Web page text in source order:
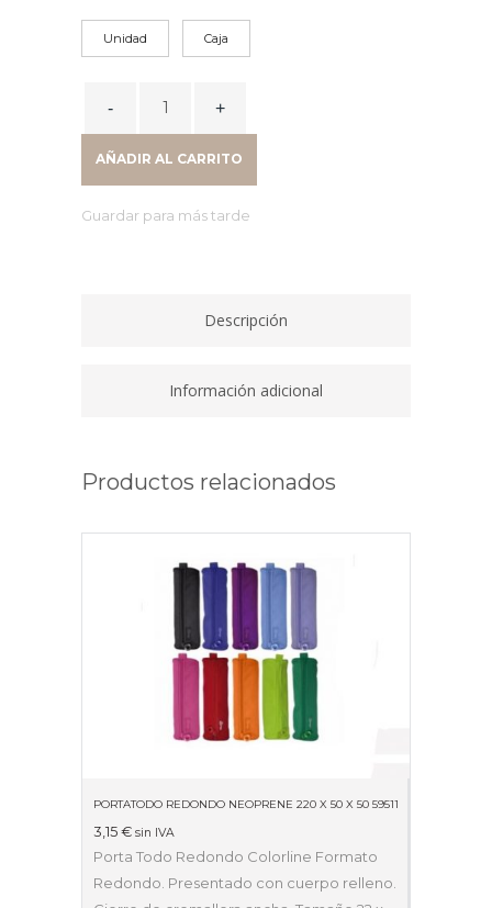
Unidad Caja
PUNTA
1741/02
AÑADIR AL CARRITO
Guardar para más tarde
Descripción
Información adicional
Productos relacionados
PORTATODO REDONDO NEOPRENE 220 X 50 X 50 59511
3,15 € sin IVA
Porta Todo Redondo Colorline Formato
Redondo. Presentado con cuerpo relleno.